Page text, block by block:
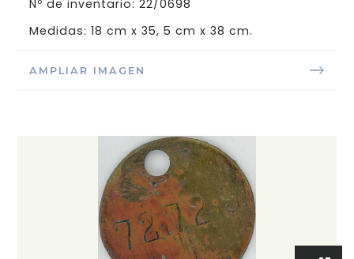
Nº de inventario: 22/0698
Medidas: 18 cm x 35, 5 cm x 38 cm.
AMPLIAR IMAGEN